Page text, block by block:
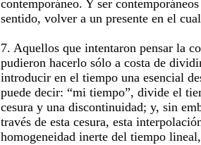
contemporáneo. Y ser
sentido, volver a un presente en el
7. Aquellos que intentaron pensar la
pudieron hacerlo sólo a costa de
introducir en el tiempo una esencial
puede decir: “mi tiempo”, divide el
cesura y una discontinuidad; y, sin
través de esta cesura, esta
homogeneidad inerte del tiempo